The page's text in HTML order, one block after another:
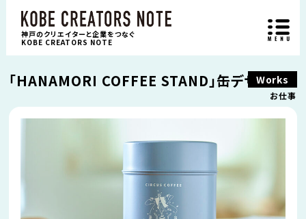
神戸のクリエイターと企業をつなぐ
KOBE CREATORS NOTE
Works
お仕事
「HANAMORI COFFEE STAND」缶デザイン